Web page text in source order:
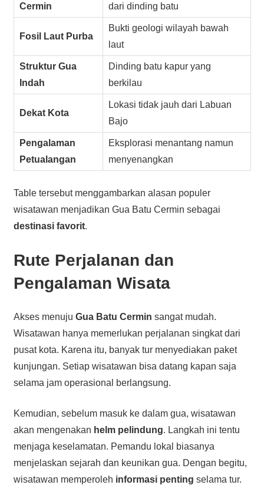
Cermin
dari dinding batu
Fosil Laut Purba
Bukti geologi wilayah bawah
laut
Struktur Gua
Indah
Dinding batu kapur yang
berkilau
Dekat Kota
Lokasi tidak jauh dari Labuan
Bajo
Pengalaman
Petualangan
Eksplorasi menantang namun
menyenangkan
Table tersebut menggambarkan alasan populer
wisatawan menjadikan Gua Batu Cermin sebagai
destinasi favorit.
Rute Perjalanan dan
Pengalaman Wisata
Akses menuju Gua Batu Cermin sangat mudah.
Wisatawan hanya memerlukan perjalanan singkat dari
pusat kota. Karena itu, banyak tur menyediakan paket
kunjungan. Setiap wisatawan bisa datang kapan saja
selama jam operasional berlangsung.
Kemudian, sebelum masuk ke dalam gua, wisatawan
akan mengenakan helm pelindung. Langkah ini tentu
menjaga keselamatan. Pemandu lokal biasanya
menjelaskan sejarah dan keunikan gua. Dengan begitu,
wisatawan memperoleh informasi penting selama tur.